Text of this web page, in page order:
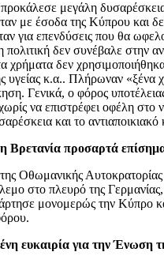
προκάλεσε μεγάλη
με έσοδα της Κύπρου και
για επενδύσεις που θα
πολιτική δεν συνέβαλε στην
χρήματα δεν
υγείας κ.α.. Πλήρωναν «ξένα
Γενικά, ο φόρος
να επιστρέφει οφέλη στο
και το αντιαποικιακό
Βρετανία προσαρτά
Οθωμανικής
στο πλευρό της
μονομερώς την Κύπρο
ευκαιρία για την Ένωση